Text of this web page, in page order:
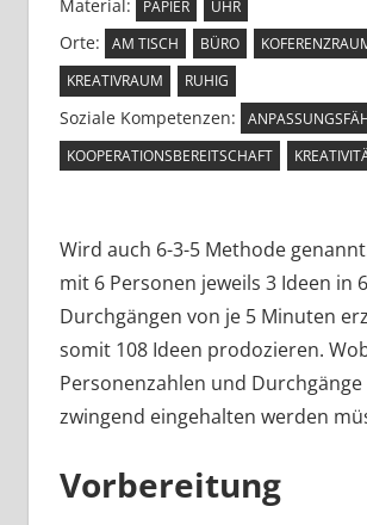
Material: PAPIER UHR
Orte: AM TISCH BÜRO
KREATIVRAUM
RUHIG
Soziale Kompetenzen:
KOOPERATIONSBEREITSCHAFT
Wird auch 6-3-5 Methode
mit 6 Personen jeweils 3 Ideen in 6
Durchgängen von je 5 Minuten
somit 108 Ideen prodozieren.
Personenzahlen und
zwingend eingehalten werden
Vorbereitung